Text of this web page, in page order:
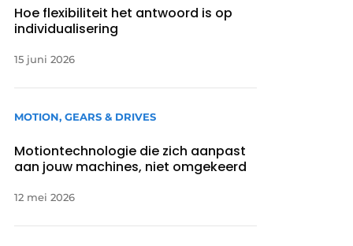
Hoe flexibiliteit het antwoord is op
individualisering
15 juni 2026
MOTION, GEARS & DRIVES
Motiontechnologie die zich aanpast
aan jouw machines, niet omgekeerd
12 mei 2026